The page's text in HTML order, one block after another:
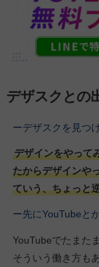
デザスクとの
ーデザスクを見つ
デザインをやって
たからデザインや
ていう、ちょっと
ー先にYouTubeと
YouTubeでたまた
そういう働き方も